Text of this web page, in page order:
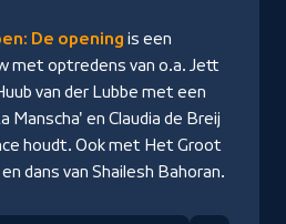
De opening is een
met optredens van o.a. Jett
van der Lubbe met een
Manscha' en Claudia de Breij
houdt. Ook met Het Groot
dans van Shailesh Bahoran.